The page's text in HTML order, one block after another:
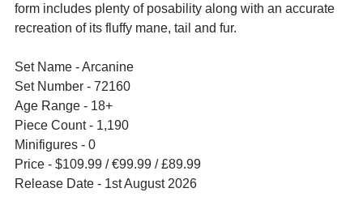
form includes plenty of posability along with an accurate
recreation of its fluffy mane, tail and fur.
Set Name - Arcanine
Set Number - 72160
Age Range - 18+
Piece Count - 1,190
Minifigures - 0
Price - $109.99 / €99.99 / £89.99
Release Date - 1st August 2026